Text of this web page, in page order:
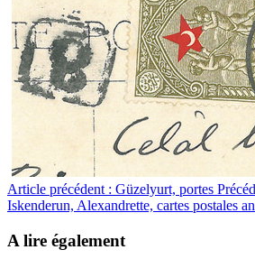
Article précédent : Güzelyurt, portes
Iskenderun, Alexandrette, cartes postales
A lire également